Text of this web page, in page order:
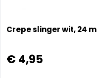
Crepe slinger wit, 24 m
€ 4,95